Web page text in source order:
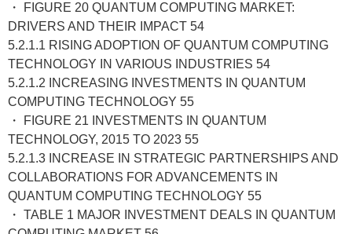
・ FIGURE 20 QUANTUM COMPUTING MARKET:
DRIVERS AND THEIR IMPACT 54
5.2.1.1 RISING ADOPTION OF QUANTUM COMPUTING
TECHNOLOGY IN VARIOUS INDUSTRIES 54
5.2.1.2 INCREASING INVESTMENTS IN QUANTUM
COMPUTING TECHNOLOGY 55
・ FIGURE 21 INVESTMENTS IN QUANTUM
TECHNOLOGY, 2015 TO 2023 55
5.2.1.3 INCREASE IN STRATEGIC PARTNERSHIPS AND
COLLABORATIONS FOR ADVANCEMENTS IN
QUANTUM COMPUTING TECHNOLOGY 55
・ TABLE 1 MAJOR INVESTMENT DEALS IN QUANTUM